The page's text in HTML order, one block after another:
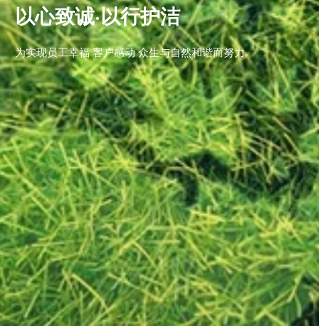
以心致诚·以行护洁
为实现员工幸福 客户感动 众生与自然和谐而努力